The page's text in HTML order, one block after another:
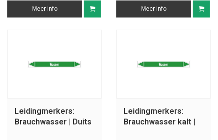
Meer info Meer info
Leidingmerkers:
Brauchwasser | Duits
Leidingmerkers:
Brauchwasser kalt |